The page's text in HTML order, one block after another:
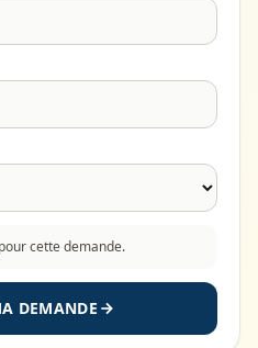
cette demande.
DEMANDE